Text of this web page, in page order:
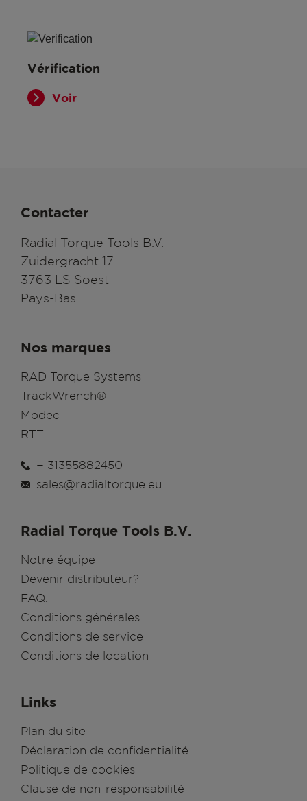
Vérification
Voir
Contacter
Radial Torque Tools B.V.
Zuidergracht 17
3763 LS Soest
Pays-Bas
Nos marques
RAD Torque Systems
TrackWrench®
Modec
RTT
+ 31355882450
sales@radialtorque.eu
Radial Torque Tools B.V.
Notre équipe
Devenir distributeur?
FAQ.
Conditions générales
Conditions de service
Conditions de location
Links
Plan du site
Déclaration de confidentialité
Politique de cookies
Clause de non-responsabilité